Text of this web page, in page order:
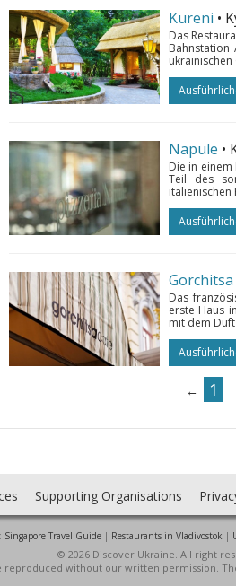
Kureni •
Das
Napule •
Die in
Teil des
italienischen
Gorchitsa
Das
erste Haus
mit dem
← 1
Supporting Organisations
Singapore Travel Guide| Restaurants in Vladivostok |
© 2026 Discover Ukraine. All right
reproduced without our written permission.